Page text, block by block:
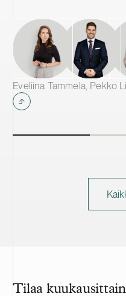
toimittamaan materiaaleja
akkuvalmistajille eri
Tilaa